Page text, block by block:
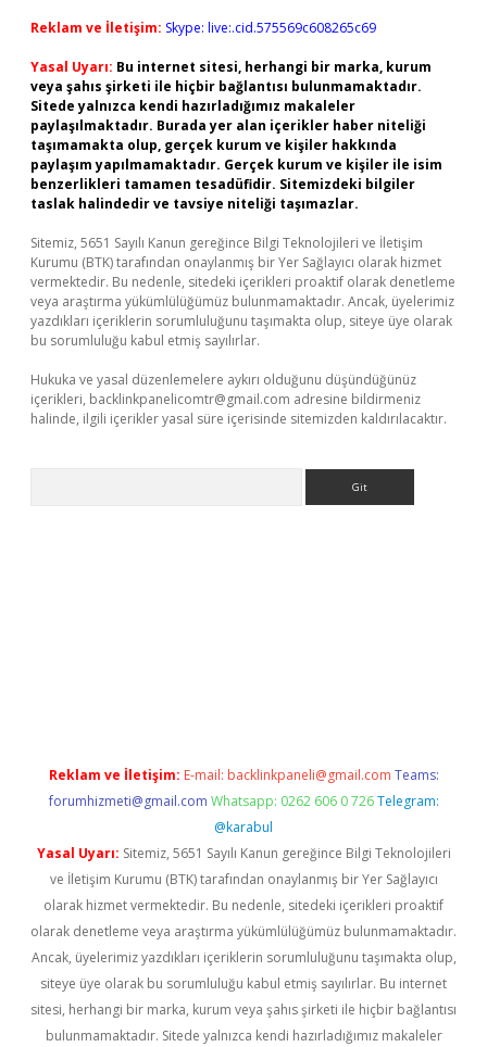
Reklam ve İletişim: Skype: live:.cid.575569c608265c69
Yasal Uyarı: Bu internet sitesi, herhangi bir marka, kurum
veya şahıs şirketi ile hiçbir bağlantısı bulunmamaktadır.
Sitede yalnızca kendi hazırladığımız makaleler
paylaşılmaktadır. Burada yer alan içerikler haber niteliği
taşımamakta olup, gerçek kurum ve kişiler hakkında
paylaşım yapılmamaktadır. Gerçek kurum ve kişiler ile isim
benzerlikleri tamamen tesadüfidir. Sitemizdeki bilgiler
taslak halindedir ve tavsiye niteliği taşımazlar.
Sitemiz, 5651 Sayılı Kanun gereğince Bilgi Teknolojileri ve İletişim
Kurumu (BTK) tarafından onaylanmış bir Yer Sağlayıcı olarak hizmet
vermektedir. Bu nedenle, sitedeki içerikleri proaktif olarak denetleme
veya araştırma yükümlülüğümüz bulunmamaktadır. Ancak, üyelerimiz
yazdıkları içeriklerin sorumluluğunu taşımakta olup, siteye üye olarak
bu sorumluluğu kabul etmiş sayılırlar.
Hukuka ve yasal düzenlemelere aykırı olduğunu düşündüğünüz
içerikleri, backlinkpanelicomtr@gmail.com adresine bildirmeniz
halinde, ilgili içerikler yasal süre içerisinde sitemizden kaldırılacaktır.
Reklam ve İletişim: E-mail: backlinkpaneli@gmail.com Teams:
forumhizmeti@gmail.com Whatsapp: 0262 606 0 726 Telegram:
@karabul
Yasal Uyarı: Sitemiz, 5651 Sayılı Kanun gereğince Bilgi Teknolojileri
ve İletişim Kurumu (BTK) tarafından onaylanmış bir Yer Sağlayıcı
olarak hizmet vermektedir. Bu nedenle, sitedeki içerikleri proaktif
olarak denetleme veya araştırma yükümlülüğümüz bulunmamaktadır.
Ancak, üyelerimiz yazdıkları içeriklerin sorumluluğunu taşımakta olup,
siteye üye olarak bu sorumluluğu kabul etmiş sayılırlar. Bu internet
sitesi, herhangi bir marka, kurum veya şahıs şirketi ile hiçbir bağlantısı
bulunmamaktadır. Sitede yalnızca kendi hazırladığımız makaleler